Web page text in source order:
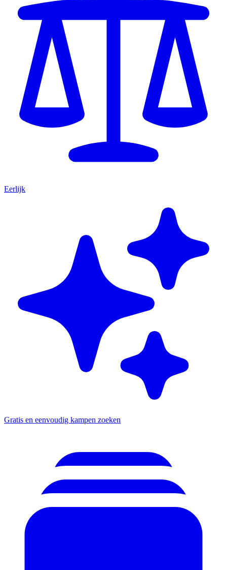
Eerlijk
Gratis en eenvoudig kampen zoeken